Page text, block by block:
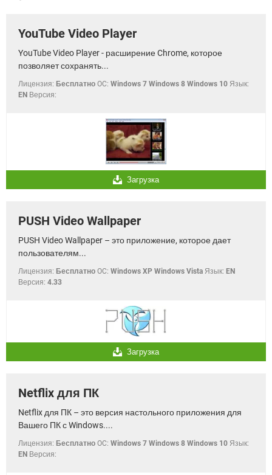
YouTube Video Player
YouTube Video Player - расширение Chrome, которое
позволяет сохранять...
Лицензия: Бесплатно OC: Windows 7 Windows 8 Windows 10 Язык:
EN Версия:
Загрузка
PUSH Video Wallpaper
PUSH Video Wallpaper – это приложение, которое дает
пользователям...
Лицензия: Бесплатно OC: Windows XP Windows Vista Язык: EN
Версия: 4.33
Загрузка
Netflix для ПК
Netflix для ПК – это версия настольного приложения для
Вашего ПК с Windows....
Лицензия: Бесплатно OC: Windows 7 Windows 8 Windows 10 Язык:
EN Версия: